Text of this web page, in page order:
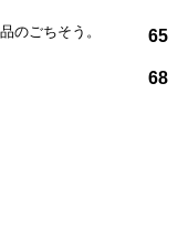
のごちそう。 65
68